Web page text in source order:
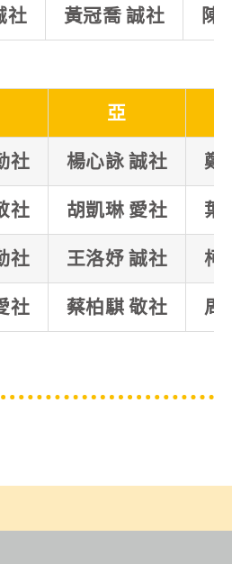
社 黃冠喬 誠社 陳
亞
社 楊心詠 誠社 鄭
社 胡凱琳 愛社 葉
社 王洛妤 誠社 柯
社 蔡柏騏 敬社 周